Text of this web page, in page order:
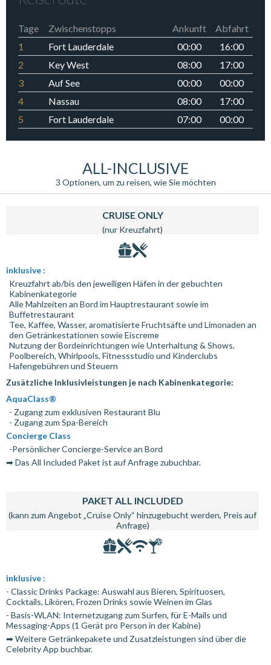
Tage Zwischenstopps Ankunft
Abfahrt
1
Fort Lauderdale 00:00
16:00
2
Key West 08:00
17:00
3
Auf See 00:00
00:00
4
Nassau 08:00
17:00
5
Fort Lauderdale 07:00 00:00
ALL-INCLUSIVE
3 Optionen, um zu reisen, wie Sie möchten
CRUISE ONLY
(nur Kreuzfahrt)
inklusive :
Kreuzfahrt ab/bis den jeweiligen Häfen in der gebuchten
Kabinenkategorie
Alle Mahlzeiten an Bord im Hauptrestaurant sowie im
Buffetrestaurant
Tee, Kaffee, Wasser, aromatisierte Fruchtsäfte und Limonaden an
den Getränkestationen sowie Eiscreme
Nutzung der Bordeinrichtungen wie Unterhaltung & Shows,
Poolbereich, Whirlpools, Fitnessstudio und Kinderclubs
Hafengebühren und Steuern
Zusätzliche Inklusivleistungen je nach Kabinenkategorie:
AquaClass®
- Zugang zum exklusiven Restaurant Blu
- Zugang zum Spa-Bereich
Concierge Class
-Persönlicher Concierge-Service an Bord
➡ Das All Included Paket ist auf Anfrage zubuchbar.
PAKET ALL INCLUDED
(kann zum Angebot „Cruise Only“ hinzugebucht werden, Preis auf
Anfrage)
inklusive :
- Classic Drinks Package: Auswahl aus Bieren, Spirituosen,
Cocktails, Likören, Frozen Drinks sowie Weinen im Glas
- Basis-WLAN: Internetzugang zum Surfen, für E-Mails und
Messaging-Apps (1 Gerät pro Person in der Kabine)
➡ Weitere Getränkepakete und Zusatzleistungen sind über die
Celebrity App buchbar.